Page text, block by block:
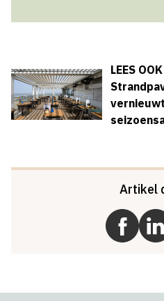
LEES OOK
Artikel